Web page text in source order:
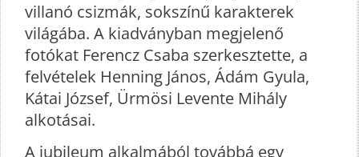
villanó csizmák, sokszínű karakterek
világába. A kiadványban megjelenő
fotókat Ferencz Csaba szerkesztette, a
felvételek Henning János, Ádám Gyula,
Kátai József, Ürmösi Levente Mihály
alkotásai.
A jubileum alkalmából továbbá egy